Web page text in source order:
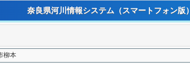
奈良県河川情報システム （スマートフォン版）
柳本